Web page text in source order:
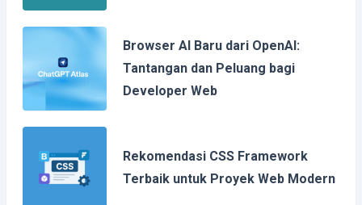
Browser AI Baru dari OpenAI:
Tantangan dan Peluang bagi
Developer Web
Rekomendasi CSS Framework
Terbaik untuk Proyek Web Modern